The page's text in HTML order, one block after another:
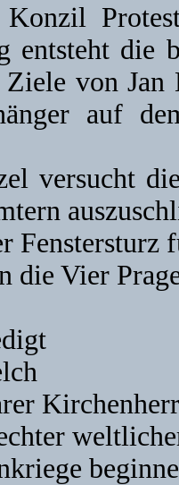
Konzil
entsteht die
Ziele von
auf
versucht
Fenstersturz
die Vier